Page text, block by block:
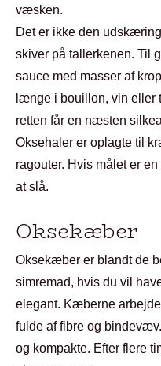
væsken.
Det er ikke den
skiver på tallerkenen. Til
sauce med masser af
længe i bouillon, vin eller
retten får en næsten
Oksehaler er oplagte til
ragouter. Hvis målet er
at slå.
Oksekæber
Oksekæber er blandt de
simremad, hvis du vil
elegant. Kæberne
fulde af fibre og
og kompakte. Efter flere